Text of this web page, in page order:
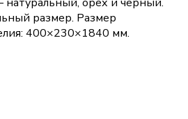
орех и чёрный.
размер. Размер
400×230×1840 мм.